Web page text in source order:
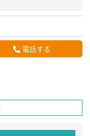
電話する